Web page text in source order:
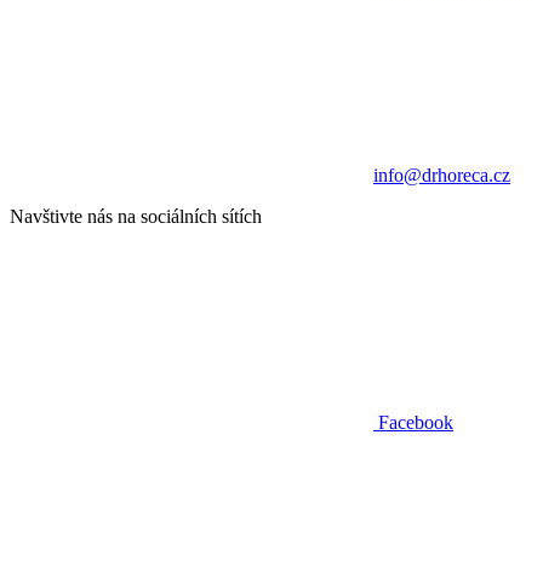
info@drhoreca.cz
Navštivte nás na sociálních sítích
Facebook